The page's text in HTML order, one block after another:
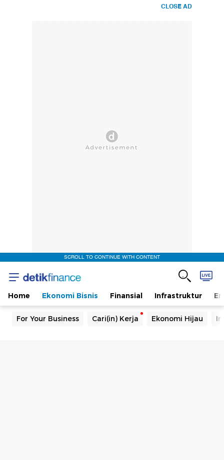
CLOSE AD
SCROLL TO CONTINUE WITH CONTENT
Home Ekonomi Bisnis Finansial Infrastruktur
For Your Business Cari(in) Kerja Ekonomi Hijau